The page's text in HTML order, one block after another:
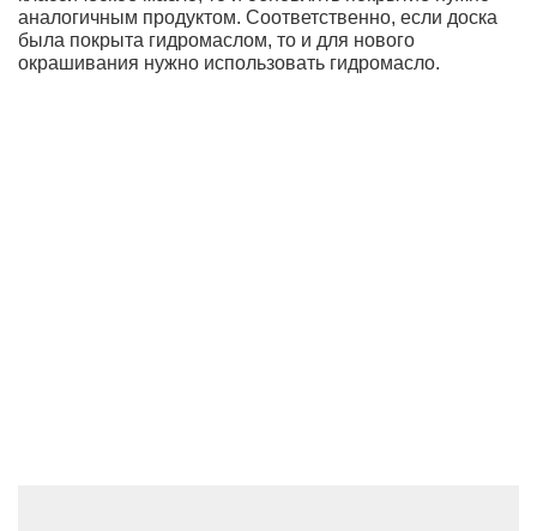
аналогичным продуктом. Соответственно, если доска
была покрыта гидромаслом, то и для нового
окрашивания нужно использовать гидромасло.